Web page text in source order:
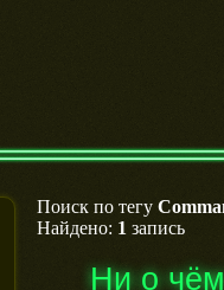
Поиск по тегу
Найдено: 1 запись
Ни о чём